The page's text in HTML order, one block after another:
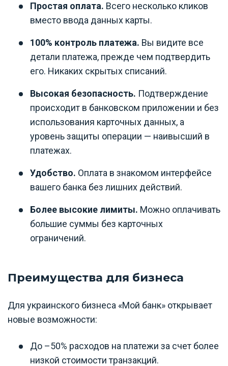
Простая оплата. Всего несколько кликов
вместо ввода данных карты.
100% контроль платежа. Вы видите все
детали платежа, прежде чем подтвердить
его. Никаких скрытых списаний.
Высокая безопасность. Подтверждение
происходит в банковском приложении и без
использования карточных данных, а
уровень защиты операции — наивысший в
платежах.
Удобство. Оплата в знакомом интерфейсе
вашего банка без лишних действий.
Более высокие лимиты. Можно оплачивать
большие суммы без карточных
ограничений.
Преимущества для бизнеса
Для украинского бизнеса «Мой банк» открывает
новые возможности:
До –50% расходов на платежи за счет более
низкой стоимости транзакций.